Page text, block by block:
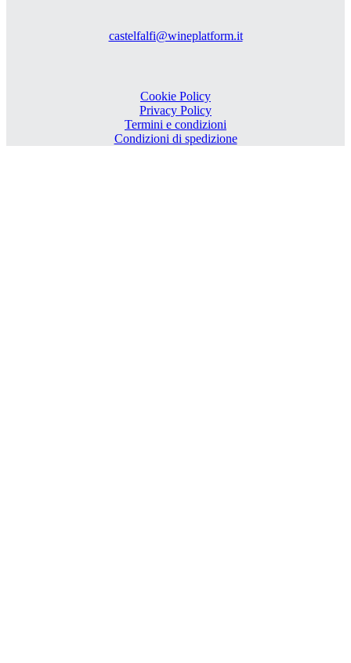
castelfalfi@wineplatform.it
Cookie Policy
Privacy Policy
Termini e condizioni
Condizioni di spedizione